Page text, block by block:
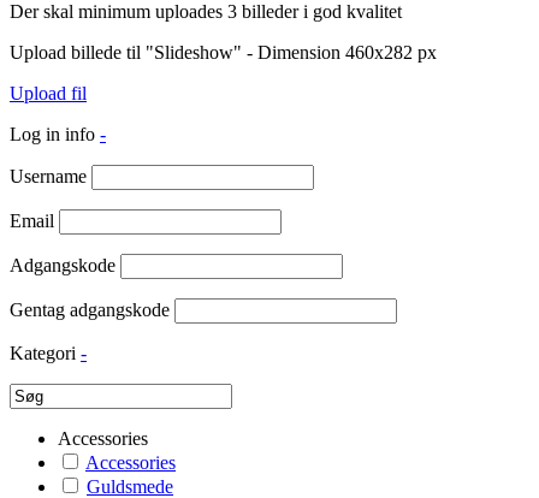
Der skal minimum uploades 3 billeder i god kvalitet
Upload billede til "Slideshow" - Dimension 460x282 px
Upload fil
Log in info -
Username
Email
Adgangskode
Gentag adgangskode
Kategori -
Accessories
Accessories
Guldsmede